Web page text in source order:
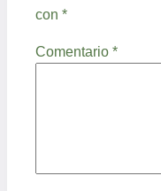
con *
Comentario *